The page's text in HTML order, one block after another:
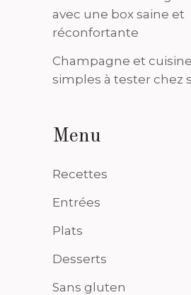
avec une box saine et
réconfortante
Champagne et
simples à tester chez
Menu
Recettes
Entrées
Plats
Desserts
Sans gluten